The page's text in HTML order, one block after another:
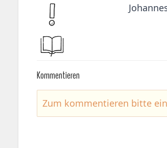
Kommentieren
Zum kommentieren bitte